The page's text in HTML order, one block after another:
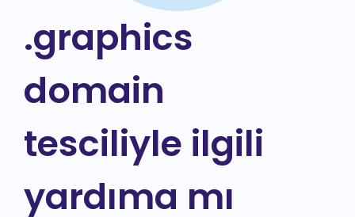
.graphics
domain
tesciliyle ilgili
yardıma mı